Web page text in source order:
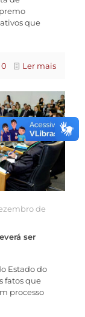
que
0 Ler mais
de
ser
Estado do
fatos que
processo